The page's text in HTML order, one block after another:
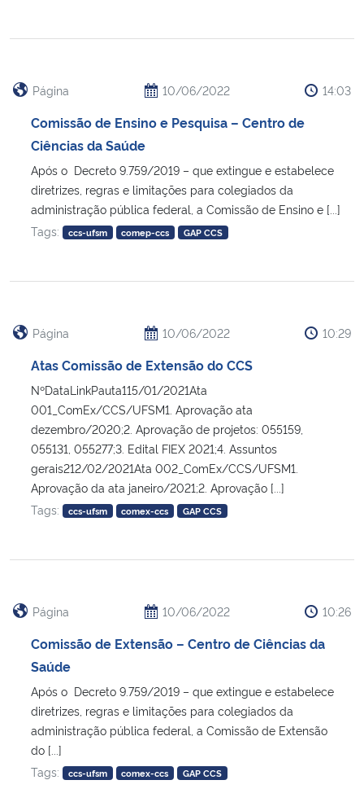
Página 10/06/2022 14:03
Comissão de Ensino e Pesquisa – Centro de
Ciências da Saúde
Após o Decreto 9.759/2019 – que extingue e estabelece
diretrizes, regras e limitações para colegiados da
administração pública federal, a Comissão de Ensino e [...]
Tags:
ccs-ufsm comep-ccs GAP CCS
Página 10/06/2022 10:29
Atas Comissão de Extensão do CCS
NºDataLinkPauta115/01/2021Ata
001_ComEx/CCS/UFSM1. Aprovação ata
dezembro/2020;2. Aprovação de projetos: 055159,
055131, 055277;3. Edital FIEX 2021;4. Assuntos
gerais212/02/2021Ata 002_ComEx/CCS/UFSM1.
Aprovação da ata janeiro/2021;2. Aprovação [...]
Tags:
ccs-ufsm comex-ccs GAP CCS
Página 10/06/2022 10:26
Comissão de Extensão – Centro de Ciências da
Saúde
Após o Decreto 9.759/2019 – que extingue e estabelece
diretrizes, regras e limitações para colegiados da
administração pública federal, a Comissão de Extensão
do [...]
Tags:
ccs-ufsm comex-ccs GAP CCS